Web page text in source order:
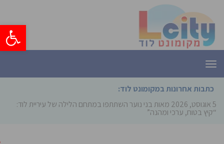
פתח
תפריט
כתבות אחרונות במקומונט לוד:
5 אוגוסט, 2026
מאות בני נוער השתתפו במתחם הלילה של עיריית לוד:
“קיץ בטוח, ערכי ומהנה”